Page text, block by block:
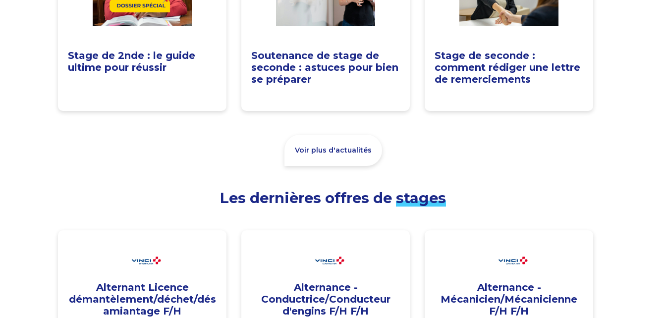
Stage de 2nde : le guide
ultime pour réussir
Soutenance de stage de
seconde : astuces pour bien
se préparer
Stage de seconde :
comment rédiger une lettre
de remerciements
Voir plus d'actualités
Les dernières offres de stages
Alternant Licence
démantèlement/déchet/dés
amiantage F/H
Alternance -
Conductrice/Conducteur
d'engins F/H F/H
Alternance -
Mécanicien/Mécanicienne
F/H F/H